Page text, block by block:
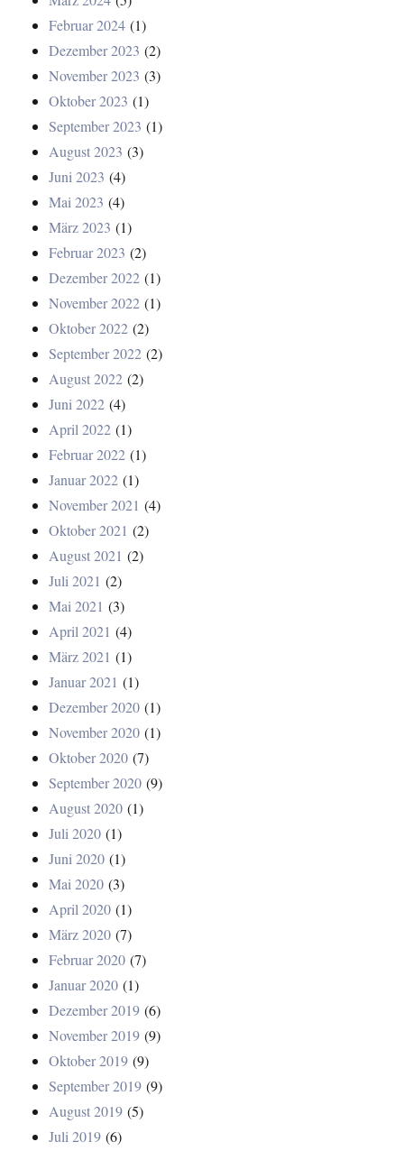
Februar 2024 (1)
Dezember 2023 (2)
November 2023 (3)
Oktober 2023 (1)
September 2023 (1)
August 2023 (3)
Juni 2023 (4)
Mai 2023 (4)
März 2023 (1)
Februar 2023 (2)
Dezember 2022 (1)
November 2022 (1)
Oktober 2022 (2)
September 2022 (2)
August 2022 (2)
Juni 2022 (4)
April 2022 (1)
Februar 2022 (1)
Januar 2022 (1)
November 2021 (4)
Oktober 2021 (2)
August 2021 (2)
Juli 2021 (2)
Mai 2021 (3)
April 2021 (4)
März 2021 (1)
Januar 2021 (1)
Dezember 2020 (1)
November 2020 (1)
Oktober 2020 (7)
September 2020 (9)
August 2020 (1)
Juli 2020 (1)
Juni 2020 (1)
Mai 2020 (3)
April 2020 (1)
März 2020 (7)
Februar 2020 (7)
Januar 2020 (1)
Dezember 2019 (6)
November 2019 (9)
Oktober 2019 (9)
September 2019 (9)
August 2019 (5)
Juli 2019 (6)